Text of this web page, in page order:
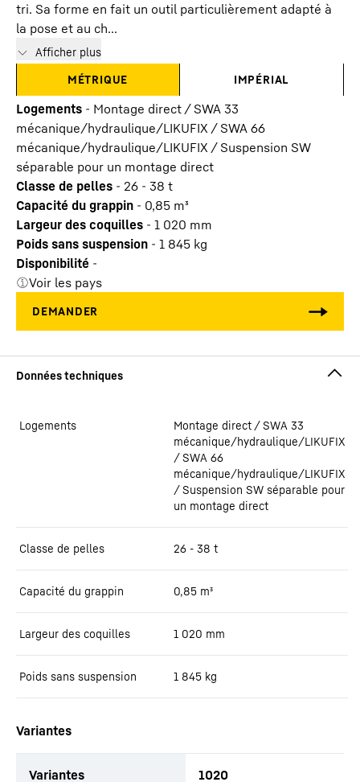
tri. Sa forme en fait un outil particulièrement adapté à
la pose et au ch...
Afficher plus
MÉTRIQUE
IMPÉRIAL
Logements - Montage direct / SWA 33
mécanique/hydraulique/LIKUFIX / SWA 66
mécanique/hydraulique/LIKUFIX / Suspension SW
séparable pour un montage direct
Classe de pelles - 26 - 38 t
Capacité du grappin - 0,85 m³
Largeur des coquilles - 1 020 mm
Poids sans suspension - 1 845 kg
Disponibilité -
Voir les pays
Logements
Montage direct / SWA 33
mécanique/hydraulique/LIKUFIX
/ SWA 66
mécanique/hydraulique/LIKUFIX
/ Suspension SW séparable pour
un montage direct
Classe de pelles 26 - 38 t
Capacité du grappin 0,85 m³
Largeur des coquilles 1 020 mm
Poids sans suspension 1 845 kg
Variantes
Variantes 1020